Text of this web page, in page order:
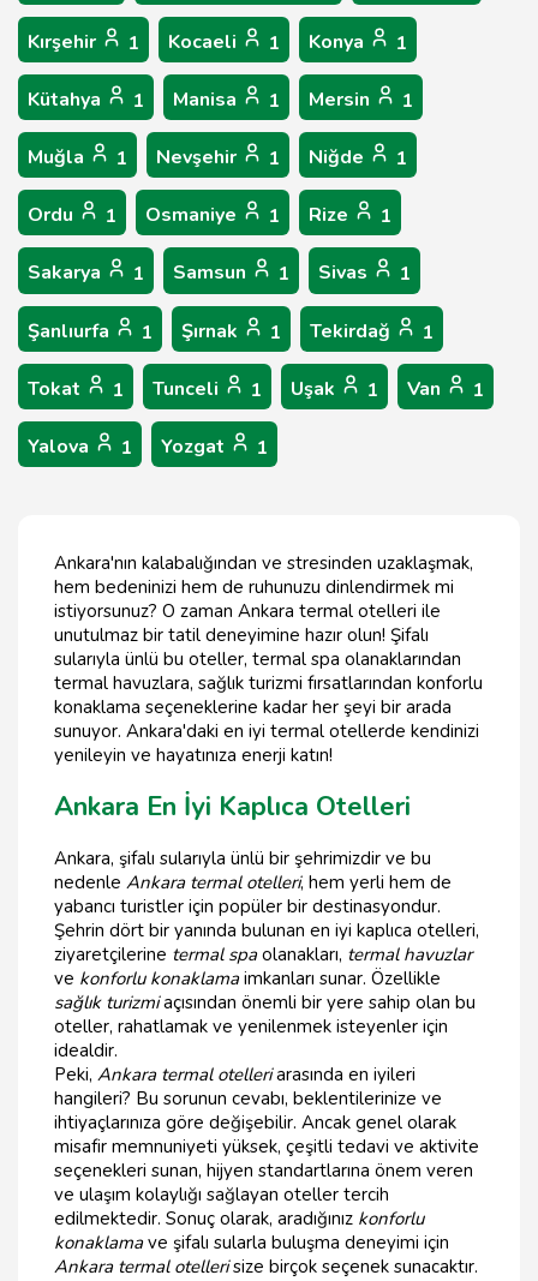
Kırşehir 1 Kocaeli 1 Konya 1
Kütahya 1 Manisa 1 Mersin 1
Muğla 1 Nevşehir 1 Niğde 1
Ordu 1 Osmaniye 1 Rize 1
Sakarya 1 Samsun 1 Sivas 1
Şanlıurfa 1 Şırnak 1 Tekirdağ 1
Tokat 1 Tunceli 1 Uşak 1 Van 1
Yalova 1 Yozgat 1
Ankara'nın kalabalığından ve stresinden uzaklaşmak,
hem bedeninizi hem de ruhunuzu dinlendirmek mi
istiyorsunuz? O zaman Ankara termal otelleri ile
unutulmaz bir tatil deneyimine hazır olun! Şifalı
sularıyla ünlü bu oteller, termal spa olanaklarından
termal havuzlara, sağlık turizmi fırsatlarından konforlu
konaklama seçeneklerine kadar her şeyi bir arada
sunuyor. Ankara'daki en iyi termal otellerde kendinizi
yenileyin ve hayatınıza enerji katın!
Ankara En İyi Kaplıca Otelleri
Ankara, şifalı sularıyla ünlü bir şehrimizdir ve bu
nedenle Ankara termal otelleri, hem yerli hem de
yabancı turistler için popüler bir destinasyondur.
Şehrin dört bir yanında bulunan en iyi kaplıca otelleri,
ziyaretçilerine termal spaolanakları, termal havuzlar
ve konforlu konaklamaimkanları sunar. Özellikle
sağlık turizmiaçısından önemli bir yere sahip olan bu
oteller, rahatlamak ve yenilenmek isteyenler için
idealdir.
Peki, Ankara termal otelleriarasında en iyileri
hangileri? Bu sorunun cevabı, beklentilerinize ve
ihtiyaçlarınıza göre değişebilir. Ancak genel olarak
misafir memnuniyeti yüksek, çeşitli tedavi ve aktivite
seçenekleri sunan, hijyen standartlarına önem veren
ve ulaşım kolaylığı sağlayan oteller tercih
edilmektedir. Sonuç olarak, aradığınız konforlu
konaklamave şifalı sularla buluşma deneyimi için
Ankara termal otellerisize birçok seçenek sunacaktır.